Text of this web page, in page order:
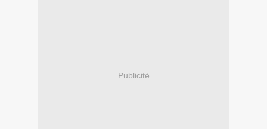
Publicité